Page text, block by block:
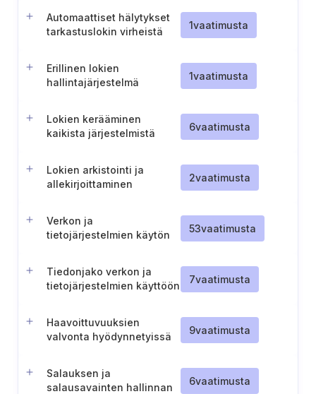
Automaattiset hälytykset
tarkastuslokin virheistä
1vaatimusta
Erillinen lokien
hallintajärjestelmä
1vaatimusta
Lokien kerääminen
kaikista järjestelmistä
6vaatimusta
Lokien arkistointi ja
allekirjoittaminen
2vaatimusta
Verkon ja
tietojärjestelmien käytön
53vaatimusta
Tiedonjako verkon ja
tietojärjestelmien käyttöön
7vaatimusta
Haavoittuvuuksien
valvonta hyödynnetyissä
9vaatimusta
Salauksen ja
salausavainten hallinnan
6vaatimusta